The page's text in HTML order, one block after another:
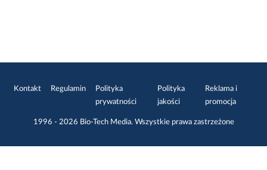
Kontakt Regulamin
Polityka
prywatności
Polityka
jakości
Reklama i
promocja
1996 - 2026 Bio-Tech Media. Wszystkie prawa zastrzeżone